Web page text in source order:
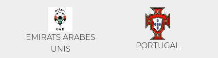
EMIRATS ARABES
UNIS
PORTUGAL